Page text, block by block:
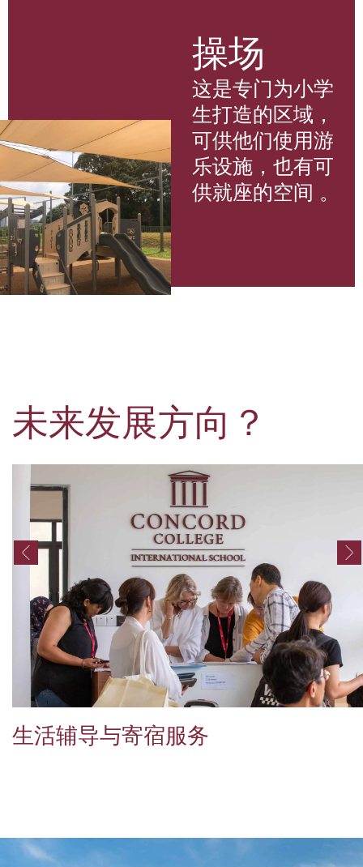
操场
这是专门为小学
生打造的区域，
可供他们使用游
乐设施，也有可
供就座的空间 。
未来发展方向？
生活辅导与寄宿服务